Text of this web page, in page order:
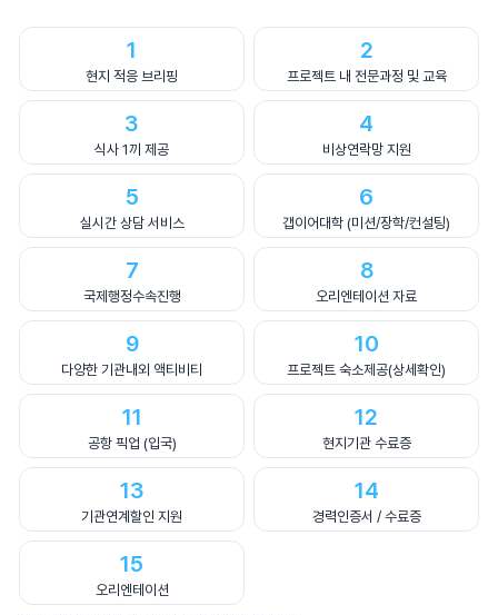
1
현지 적응 브리핑
2
프로젝트 내 전문과정 및 교육
3
식사 1끼 제공
4
비상연락망 지원
5
실시간 상담 서비스
6
갭이어대학 (미션/장학/컨설팅)
7
국제행정수속진행
8
오리엔테이션 자료
9
다양한 기관내외 액티비티
10
프로젝트 숙소제공(상세확인)
11
공항 픽업 (입국)
12
현지기관 수료증
13
기관연계할인 지원
14
경력인증서 / 수료증
15
오리엔테이션